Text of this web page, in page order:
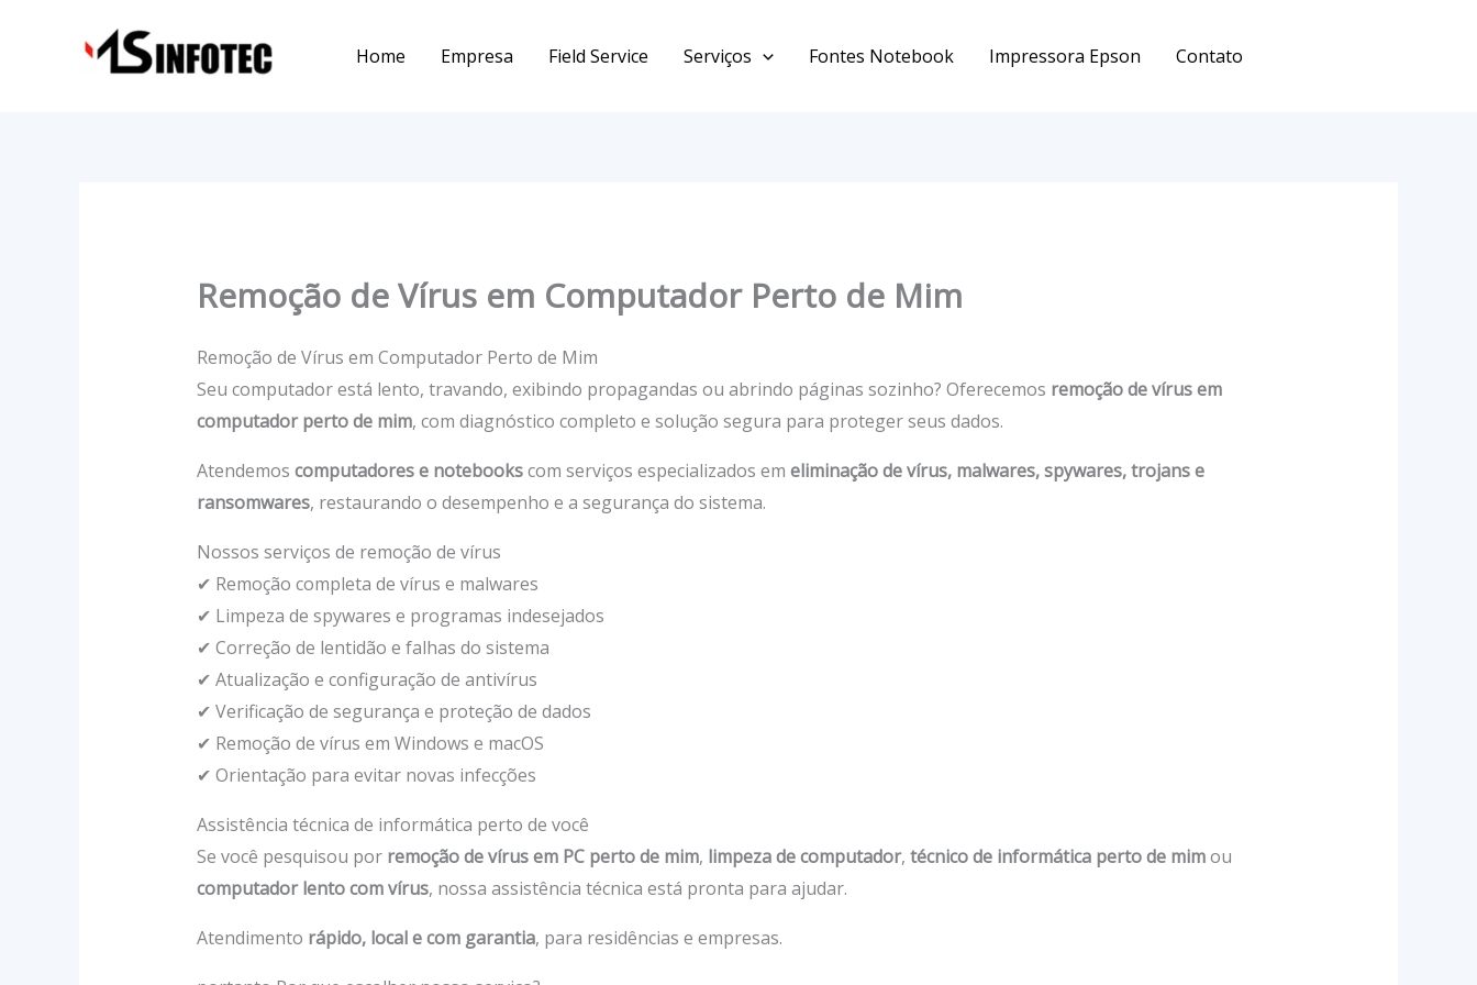
Home Empresa Field Service Serviços Fontes Notebook Impressora Epson Contato
Remoção de Vírus em Computador Perto de Mim
Remoção de Vírus em Computador Perto de Mim
Seu computador está lento, travando, exibindo propagandas ou abrindo páginas sozinho? Oferecemos remoção de vírus em
computador perto de mim, com diagnóstico completo e solução segura para proteger seus dados.
Atendemos computadores e notebookscom serviços especializados em eliminação de vírus, malwares, spywares, trojans e
ransomwares, restaurando o desempenho e a segurança do sistema.
Nossos serviços de remoção de vírus
✔ Remoção completa de vírus e malwares
✔ Limpeza de spywares e programas indesejados
✔ Correção de lentidão e falhas do sistema
✔ Atualização e configuração de antivírus
✔ Verificação de segurança e proteção de dados
✔ Remoção de vírus em Windows e macOS
✔ Orientação para evitar novas infecções
Assistência técnica de informática perto de você
Se você pesquisou por remoção de vírus em PC perto de mim, limpeza de computador, técnico de informática perto de mimou
computador lento com vírus, nossa assistência técnica está pronta para ajudar.
Atendimento rápido, local e com garantia, para residências e empresas.